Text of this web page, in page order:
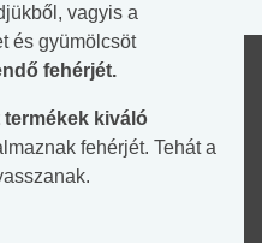
vagyis a
és gyümölcsöt
fehérjét.
kiváló
fehérjét. Tehát a